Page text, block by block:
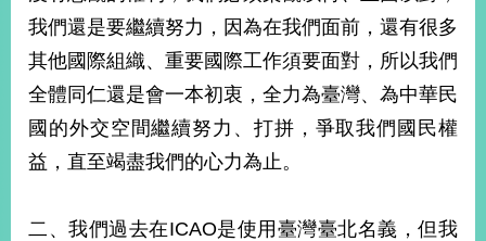
我們還是要繼續努力，因為在我們面前，還有很多
其他國際組織、重要國際工作須要面對，所以我們
全體同仁還是會一本初衷，全力為臺灣、為中華民
國的外交空間繼續努力、打拼，爭取我們國民權
益，直至竭盡我們的心力為止。
二、我們過去在ICAO是使用臺灣臺北名義，但我